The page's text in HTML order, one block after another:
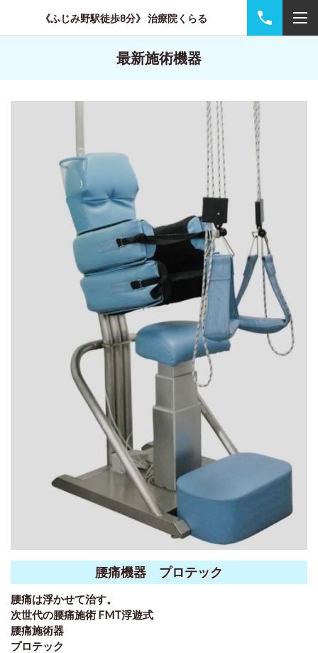
《ふじみ野駅徒歩8分》 治療院くらる
最新施術機器
腰痛機器 プロテック
腰痛は浮かせて治す。
次世代の腰痛施術 FMT浮遊式
腰痛施術器
プロテック